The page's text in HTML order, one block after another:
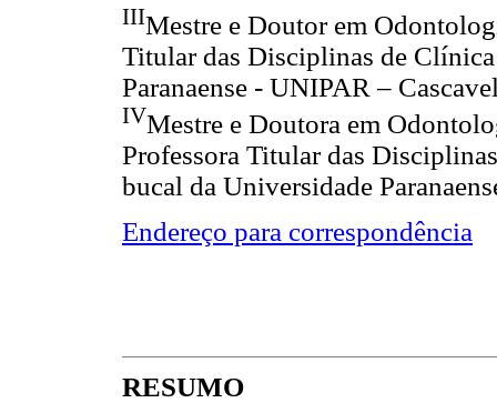
IIIMestre e Doutor em
Titular das Disciplinas de
Paranaense - UNIPAR –
IVMestre e Doutora em
Professora Titular das
bucal da Universidade
Endereço para correspondência
RESUMO